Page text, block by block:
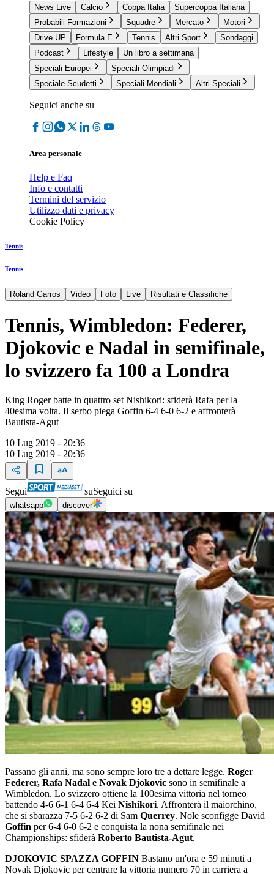
News Live
Calcio Coppa Italia
Supercoppa Italiana
Probabili Formazioni
Squadre Mercato
Motori
Drive UP
Formula E Tennis Altri Sport
Sondaggi
Podcast
Lifestyle
Un libro a settimana
Speciali Europei
Speciali Olimpiadi
Speciale Scudetti
Speciali Mondiali Altri Speciali
Seguici anche su
Area personale
Help e Faq
Info e contatti
Termini del servizio
Utilizzo dati e privacy
Cookie Policy
Tennis
Tennis
Roland Garros Video Foto Live Risultati e Classifiche
Tennis, Wimbledon: Federer,
Djokovic e Nadal in semifinale,
lo svizzero fa 100 a Londra
King Roger batte in quattro set Nishikori: sfiderà Rafa per la
40esima volta. Il serbo piega Goffin 6-4 6-0 6-2 e affronterà
Bautista-Agut
10 Lug 2019 - 20:36
10 Lug 2019 - 20:36
Segui suSeguici su
whatsapp discover
Passano gli anni, ma sono sempre loro tre a dettare legge. Roger
Federer, Rafa Nadal e Novak Djokovic sono in semifinale a
Wimbledon. Lo svizzero ottiene la 100esima vittoria nel torneo
battendo 4-6 6-1 6-4 6-4 Kei Nishikori. Affronterà il maiorchino,
che si sbarazza 7-5 6-2 6-2 di Sam Querrey. Nole sconfigge David
Goffin per 6-4 6-0 6-2 e conquista la nona semifinale nei
Championships: sfiderà Roberto Bautista-Agut.
DJOKOVIC SPAZZA GOFFIN Bastano un'ora e 59 minuti a
Novak Djokovic per centrare la vittoria numero 70 in carriera a